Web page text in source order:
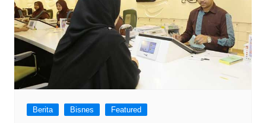
Berita Bisnes Featured